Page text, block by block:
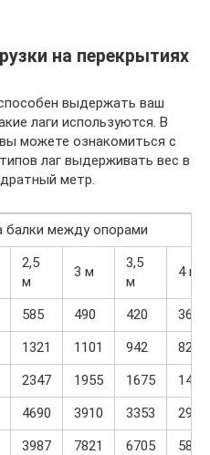
на перекрытиях
выдержать ваш
лаги используются. В
можете ознакомиться с
лаг выдерживать вес в
метр.
балки между опорами
2,5
м
3 м
3,5
м
4 м
585 490 420
367
1321 1101 942
827
2347 1955 1675
1464
4690 3910 3353
2933
3987 7821 6705 5866